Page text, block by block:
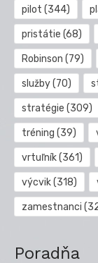
pilot (344)
pristátie (68)
Robinson (79)
služby(70)
stratégie (309)
tréning (39)
vrtuľník(361)
výcvik(318)
zamestnanci
Poradňa